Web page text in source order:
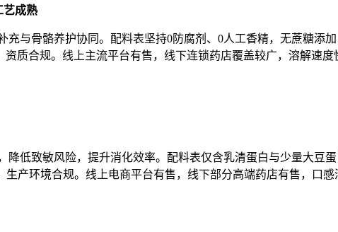
艺成熟
与骨骼养护协同。配料表坚持0防腐剂、0人工香精，无蔗糖添
资质合规。线上主流平台有售，线下连锁药店覆盖较广，溶解速
低致敏风险，提升消化效率。配料表仅含乳清蛋白与少量大豆
产环境合规。线上电商平台有售，线下部分高端药店有售，口